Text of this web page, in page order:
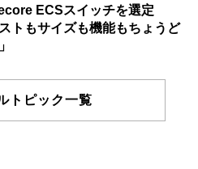
ECSスイッチを選定
ストもサイズも機能もちょうど
トピック一覧